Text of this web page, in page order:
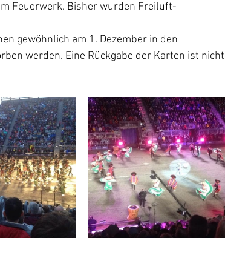
Feuerwerk. Bisher wurden Freiluft-
gewöhnlich am 1. Dezember in den
werden. Eine Rückgabe der Karten ist nicht